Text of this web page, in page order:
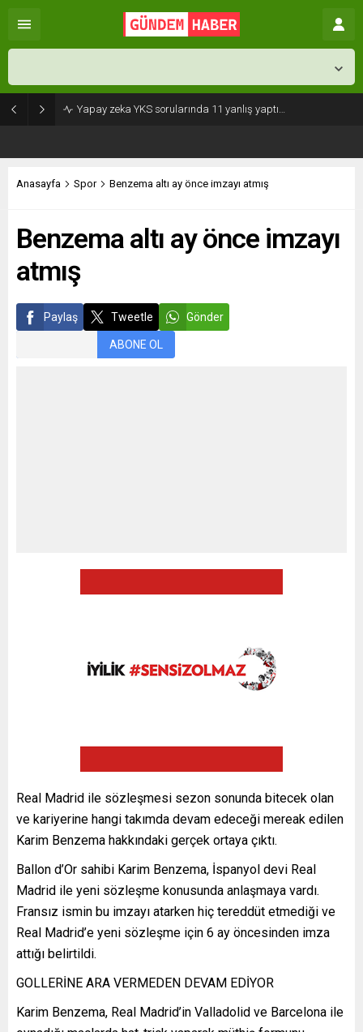
Yapay zeka YKS sorularında 11 yanlış yaptı…
Anasayfa Spor Benzema altı ay önce imzayı atmış
Benzema altı ay önce imzayı
atmış
Paylaş Tweetle Gönder
ABONE OL
Real Madrid ile sözleşmesi sezon sonunda bitecek olan
ve kariyerine hangi takımda devam edeceği mereak edilen
Karim Benzema hakkındaki gerçek ortaya çıktı.
Ballon d’Or sahibi Karim Benzema, İspanyol devi Real
Madrid ile yeni sözleşme konusunda anlaşmaya vardı.
Fransız ismin bu imzayı atarken hiç tereddüt etmediği ve
Real Madrid’e yeni sözleşme için 6 ay öncesinden imza
attığı belirtildi.
GOLLERİNE ARA VERMEDEN DEVAM EDİYOR
Karim Benzema, Real Madrid’in Valladolid ve Barcelona ile